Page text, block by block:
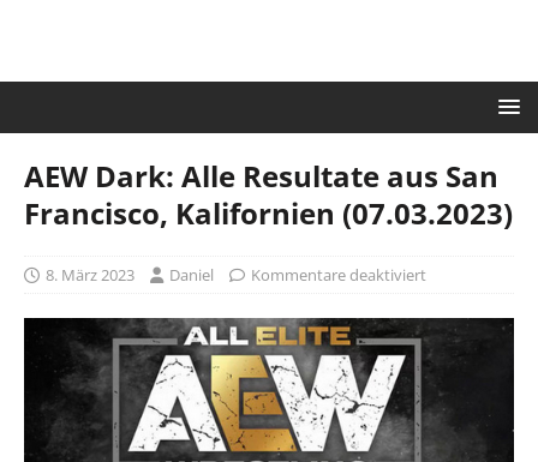
AEW Dark: Alle Resultate aus San
Francisco, Kalifornien (07.03.2023)
8. März 2023 Daniel Kommentare deaktiviert